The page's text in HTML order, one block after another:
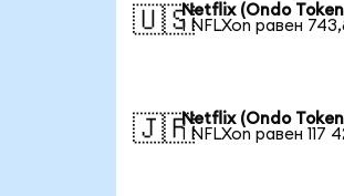
🇺🇸Netflix (Ondo
1 NFLXon равен
🇯🇵Netflix (Ondo
1 NFLXon равен 117